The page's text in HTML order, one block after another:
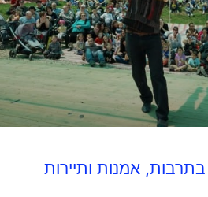
אמנות ותיירות